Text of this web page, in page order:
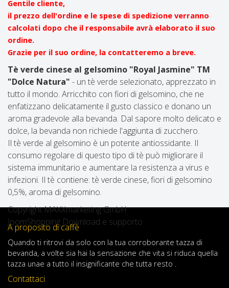
Gentile cliente,
il prezzo dell'ordine e le spese di spedizione verranno
calcolati dopo che il responsabile avrà elaborato il suo
ordine.
Grazie per il suo ordine, la contatteremo a breve.
Tè verde cinese al gelsomino "Royal Jasmine" TM
"Dolce Natura" - un tè verde selezionato, apprezzato in
tutto il mondo. Arricchito con fiori di gelsomino, che ne
enfatizzano delicatamente il gusto classico e donano un
aroma gradevole alla bevanda. Dal sapore molto delicato e
dolce, la bevanda non richiede l'aggiunta di zucchero.
Il tè verde al gelsomino è un potente antiossidante. Il
consumo regolare di questo tipo di tè può migliorare il
sistema immunitario e aumentare la resistenza a virus e
infezioni. Il tè contiene: tè verde cinese, fiori di gelsomino
0,5%, aroma di gelsomino.
Copyright MAXXmarketing GmbH
JoomShopping Download e supporto
A proposito di caffè
Quando ti ritrovi da solo con la tua corroborante tazza di
bevanda, a volte sia hai la sensazione che vita si riduca quella
tazza unae a tutto il insignificante che tutta resto .
Contattaci